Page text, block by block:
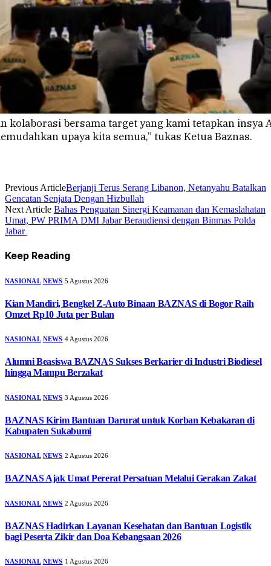
kolaborasi bersama target yang kami tetapkan insya
upaya kita semua,” tukas Ketua Baznas.
Previous ArticleBerjanji Terus Serang Libanon, Netanyahu Batalkan
Gencatan Senjata Dengan Hizbullah
Next Article Bahas Penguatan Sinergi Keamanan dan Kemaslahatan
Umat, PW PRIMA DMI Jabar Beraudiensi dengan Binmas Polda
Jabar
Keep Reading
NASIONAL NEWS 5 Agustus 2026
Kian Mandiri, Bengkel Z-Auto Binaan BAZNAS di Bogor Raih
Omzet Rp10 Juta per Bulan
NASIONAL NEWS 4 Agustus 2026
Alumni Beasiswa BAZNAS Sukses Berkarier di Industri Biodiesel
hingga Mampu Berzakat
NASIONAL NEWS 3 Agustus 2026
BAZNAS Kirim Bantuan Darurat untuk Korban Kebakaran di
Kabupaten Sukabumi
NASIONAL NEWS 2 Agustus 2026
BAZNAS Ajak Umat Pererat Persatuan Melalui Gerakan Zakat
NASIONAL NEWS 2 Agustus 2026
BAZNAS Hadirkan Layanan Kesehatan dan Bantuan Logistik
bagi Peserta Zikir dan Doa Kebangsaan 2026
NASIONAL NEWS 1 Agustus 2026